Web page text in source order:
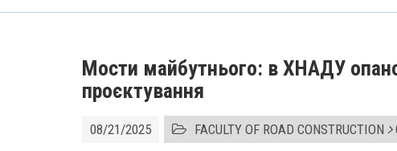
Мости майбутнього: в ХНАДУ
проєктування
08/21/2025 FACULTY OF ROAD CONSTRUCTION